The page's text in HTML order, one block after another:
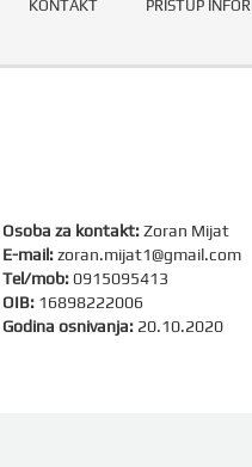
KONTAKT PRISTUP
Osoba za kontakt:Zoran Mijat
E-mail:zoran.mijat1@gmail.com
Tel/mob:0915095413
OIB: 16898222006
Godina osnivanja: 20.10.2020